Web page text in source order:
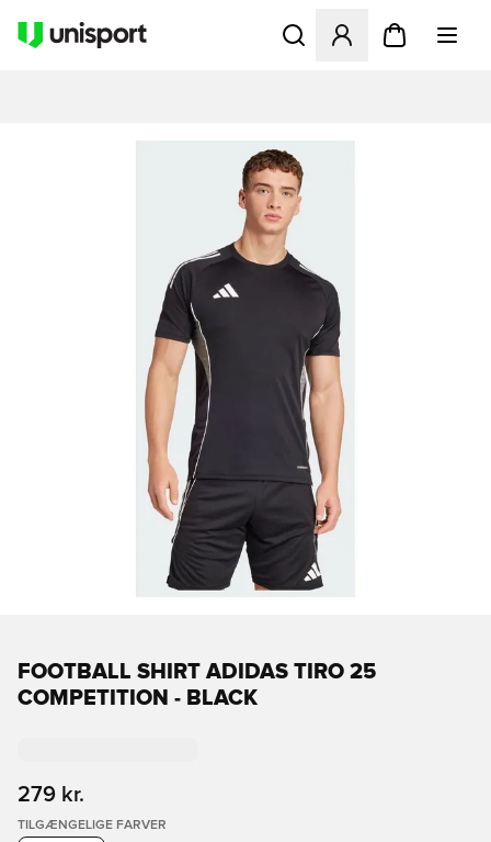
Åbner en Modal til at
FOOTBALL SHIRT ADIDAS TIRO 25
COMPETITION - BLACK
279 kr.
TILGÆNGELIGE FARVER